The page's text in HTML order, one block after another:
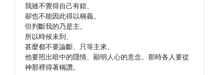
我雖不覺得自己有錯、
卻也不能因此得以稱義。
但判斷我的乃是主。
所以時候未到、
甚麼都不要論斷、只等主來、
他要照出暗中的隱情、顯明人心的意念。那時各人要從
神那裡得著稱讚。